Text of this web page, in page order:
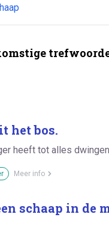
het bos.
heeft tot alles dwingen.
Meer info
schaap in de